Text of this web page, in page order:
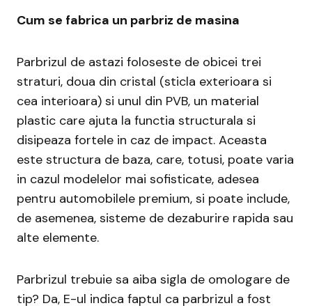
Cum se fabrica un parbriz de masina
Parbrizul de astazi foloseste de obicei trei
straturi, doua din cristal (sticla exterioara si
cea interioara) si unul din PVB, un material
plastic care ajuta la functia structurala si
disipeaza fortele in caz de impact. Aceasta
este structura de baza, care, totusi, poate varia
in cazul modelelor mai sofisticate, adesea
pentru automobilele premium, si poate include,
de asemenea, sisteme de dezaburire rapida sau
alte elemente.
Parbrizul trebuie sa aiba sigla de omologare de
tip? Da, E-ul indica faptul ca parbrizul a fost